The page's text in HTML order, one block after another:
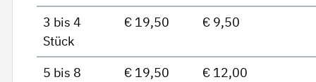
3 bis 4
Stück
€ 19,50 € 9,50
5 bis 8
€ 19,50 € 12,00